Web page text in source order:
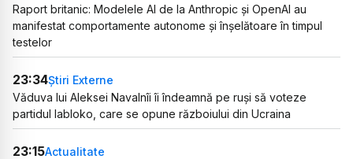
Raport britanic: Modelele AI de la Anthropic și OpenAI au
manifestat comportamente autonome și înșelătoare în timpul
testelor
23:34Știri Externe
Văduva lui Aleksei Navalnîi îi îndeamnă pe ruși să voteze
partidul Iabloko, care se opune războiului din Ucraina
23:15Actualitate